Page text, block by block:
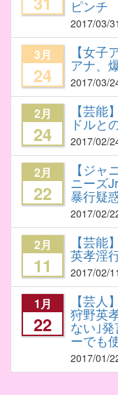
ピンチ
2017/03/31
3月
24
【女
アナ、
2017/03/
2月
24
【芸
ドルと
2017/02/
2月
22
【ジ
ニーズ
暴行疑
2017/02/
2月
11
【芸
英孝淫
2017/02/11
1月
22
【芸
狩野英
ない｣
ーでも
2017/01/